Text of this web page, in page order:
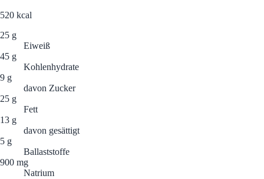
520 kcal
25 g
Eiweiß
45 g
Kohlenhydrate
9 g
davon Zucker
25 g
Fett
13 g
davon gesättigt
5 g
Ballaststoffe
900 mg
Natrium